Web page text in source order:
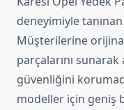
deneyimiyle
Müşterilerine
parçalarını sunarak
güvenliğini
modeller için geniş